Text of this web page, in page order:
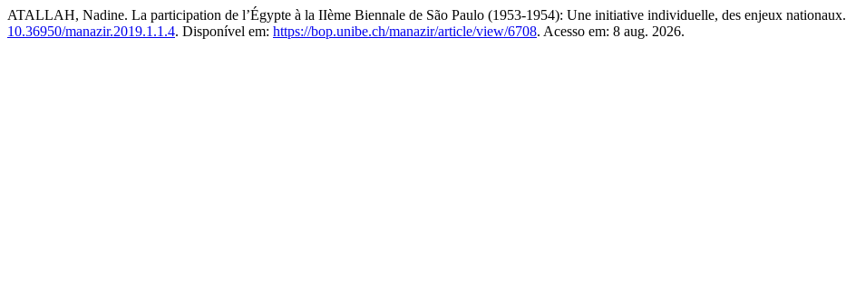
ATALLAH, Nadine. La participation de l’Égypte à la IIème Biennale de São Paulo (1953-1954): Une initiative individuelle, des enjeux nationaux.
10.36950/manazir.2019.1.1.4. Disponível em: https://bop.unibe.ch/manazir/article/view/6708. Acesso em: 8 aug. 2026.